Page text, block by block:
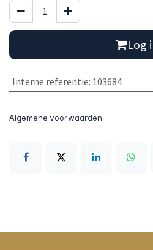
Log
Interne referentie: 103684
Algemene voorwaarden